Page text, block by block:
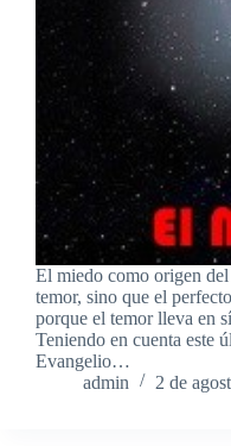
El miedo como origen
temor, sino que el
porque el temor lleva en
Teniendo en cuenta este
Evangelio…
admin
2 de